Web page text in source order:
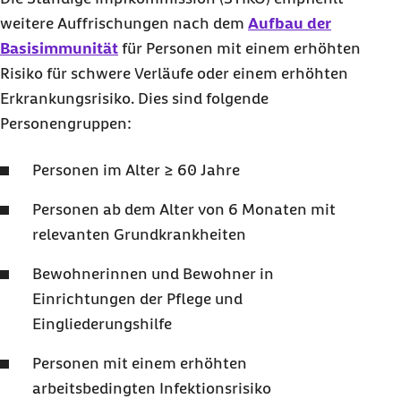
weitere Auffrischungen nach dem Aufbau der
Basisimmunität für Personen mit einem erhöhten
Risiko für schwere Verläufe oder einem erhöhten
Erkrankungsrisiko. Dies sind folgende
Personengruppen:
Personen im Alter ≥ 60 Jahre
Personen ab dem Alter von 6 Monaten mit
relevanten Grundkrankheiten
Bewohnerinnen und Bewohner in
Einrichtungen der Pflege und
Eingliederungshilfe
Personen mit einem erhöhten
arbeitsbedingten Infektionsrisiko